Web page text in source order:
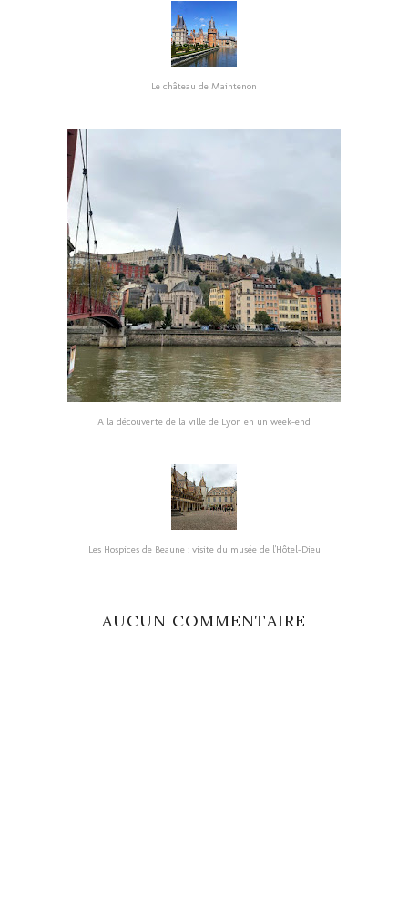
Le château de Maintenon
A la découverte de la ville de Lyon en un week-end
Les Hospices de Beaune : visite du musée de l'Hôtel-Dieu
AUCUN COMMENTAIRE